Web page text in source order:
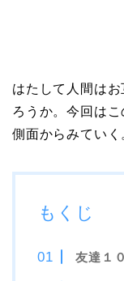
はたして人間は
ろうか。今回は
側面からみていく
もくじ
友達１